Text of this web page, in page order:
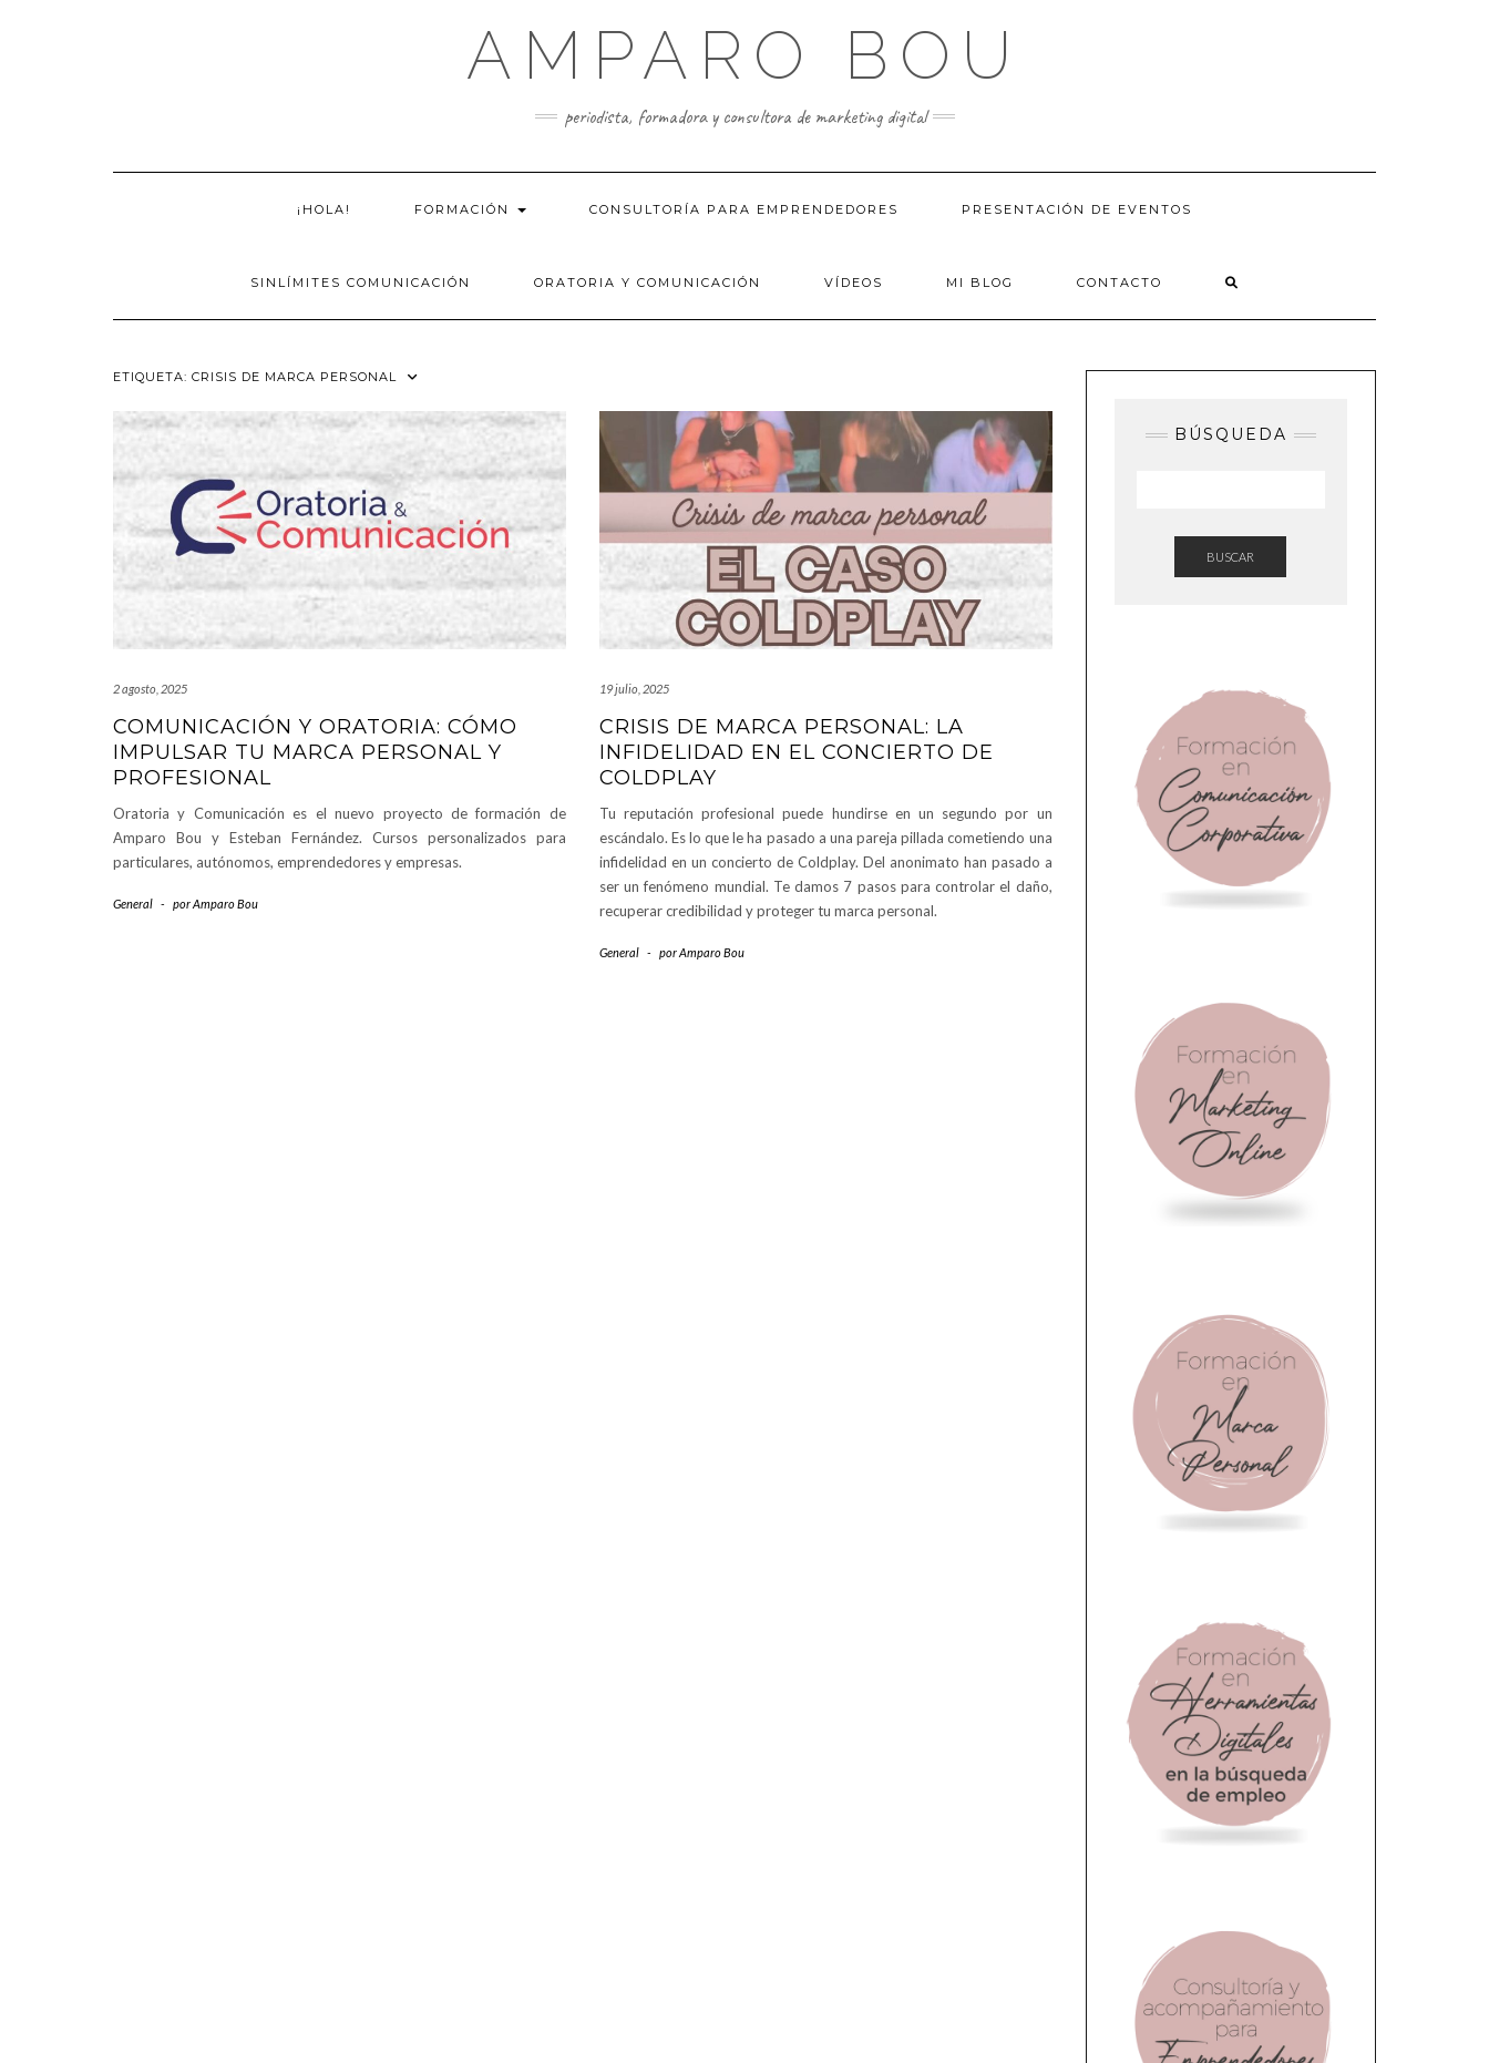
AMPARO BOU
periodista, formadora y consultora de marketing digital
¡HOLA! FORMACIÓN CONSULTORÍA PARA EMPRENDEDORES PRESENTACIÓN DE EVENTOS
SINLÍMITES COMUNICACIÓN ORATORIA Y COMUNICACIÓN VÍDEOS MI BLOG CONTACTO
ETIQUETA: CRISIS DE MARCA PERSONAL
2 agosto, 2025
COMUNICACIÓN Y ORATORIA: CÓMO
IMPULSAR TU MARCA PERSONAL Y
PROFESIONAL
Oratoria y Comunicación es el nuevo proyecto de formación de
Amparo Bou y Esteban Fernández. Cursos personalizados para
particulares, autónomos, emprendedores y empresas.
General - porAmparo Bou
19 julio, 2025
CRISIS DE MARCA PERSONAL: LA
INFIDELIDAD EN EL CONCIERTO DE
COLDPLAY
Tu reputación profesional puede hundirse en un segundo por un
escándalo. Es lo que le ha pasado a una pareja pillada cometiendo una
infidelidad en un concierto de Coldplay. Del anonimato han pasado a
ser un fenómeno mundial. Te damos 7 pasos para controlar el daño,
recuperar credibilidad y proteger tu marca personal.
General - porAmparo Bou
BÚSQUEDA
BUSCAR